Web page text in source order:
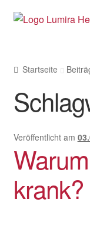
Zur
Zum
Live Seminare
Online Seminare
Therapeuten
SHOP
Weitere Infos
Startseite
Veröffentlicht am
krank?